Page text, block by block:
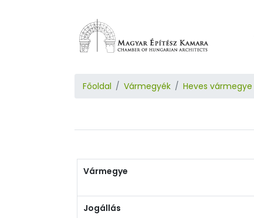
Főoldal Vármegyék Heves vármegye
Vármegye
Jogállás